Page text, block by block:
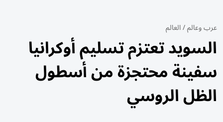
عرب وعالم/العالم
السويد تعتزم تسليم أوكرانيا
سفينة محتجزة من أسطول
الظل الروسي